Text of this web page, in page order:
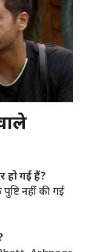
हो गई हैं?
नहीं की गई